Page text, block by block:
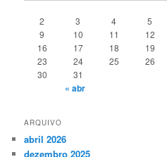
2
3 4 5
9
10 11 12
16
17 18 19
23
24 25 26
30
31
« abr
ARQUIVO
abril 2026
dezembro 2025